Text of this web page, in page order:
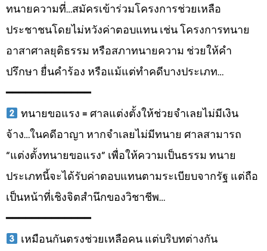
ทนายความที่…สมัครเข้าร่วมโครงการช่วยเหลือ
ประชาชนโดยไม่หวังค่าตอบแทน เช่น โครงการทนาย
อาสาศาลยุติธรรม หรือสภาทนายความ ช่วยให้คำ
ปรึกษา ยื่นคำร้อง หรือแม้แต่ทำคดีบางประเภท…
━━━━━━━━━━━━━
ทนายขอแรง = ศาลแต่งตั้งให้ช่วยจำเลยไม่มีเงิน
จ้าง…ในคดีอาญา หากจำเลยไม่มีทนาย ศาลสามารถ
“แต่งตั้งทนายขอแรง” เพื่อให้ความเป็นธรรม ทนาย
ประเภทนี้จะได้รับค่าตอบแทนตามระเบียบจากรัฐ แต่ถือ
เป็นหน้าที่เชิงจิตสำนึกของวิชาชีพ…
━━━━━━━━━━━━━
เหมือนกันตรงช่วยเหลือคน แต่บริบทต่างกัน